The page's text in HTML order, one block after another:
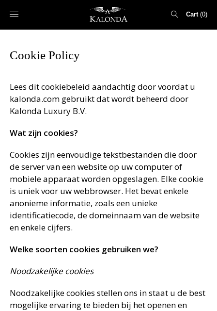
Cart 0
for:
Cookie Policy
Lees dit cookiebeleid aandachtig door voordat u
kalonda.com gebruikt dat wordt beheerd door
Kalonda Luxury B.V.
Wat zijn cookies?
Cookies zijn eenvoudige tekstbestanden die door
de server van een website op uw computer of
mobiele apparaat worden opgeslagen. Elke cookie
is uniek voor uw webbrowser. Het bevat enkele
anonieme informatie, zoals een unieke
identificatiecode, de domeinnaam van de website
en enkele cijfers.
Welke soorten cookies gebruiken we?
Noodzakelijke cookies
Noodzakelijke cookies stellen ons in staat u de best
mogelijke ervaring te bieden bij het openen en